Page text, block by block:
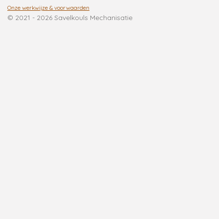
a
m
Onze werkwijze & voorwaarden
© 2021 - 2026 Savelkouls Mechanisatie